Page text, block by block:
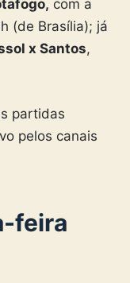
com a
(de Brasília); já
x Santos,
partidas
pelos canais
feira